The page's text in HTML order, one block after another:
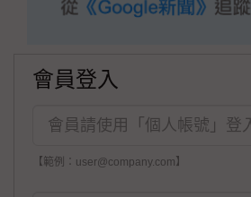
會員登入
【範例：user@company.com】